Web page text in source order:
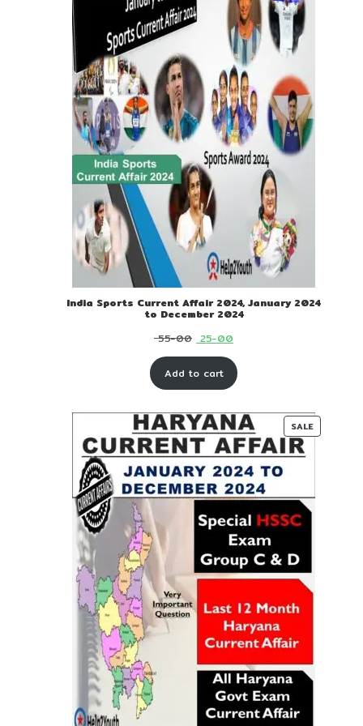
India Sports Current Affair 2024, January 2024
to December 2024
55-00 Original
price
was:
00.
25-00Current
price
is:
00.
Add to cart
SALE